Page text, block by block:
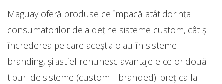
Maguay oferă produse ce împacă atât dorința
consumatorilor de a deține sisteme custom, cât și
încrederea pe care aceștia o au în sisteme
branding, și astfel renunesc avantajele celor două
tipuri de sisteme (custom – branded): preț ca la